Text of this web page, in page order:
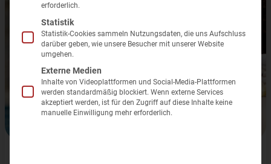
Newsletter
Reisebewertung
Treibstoffkostenzuschlag
erforderlich.
Statistik
Statistik-Cookies sammeln Nutzungsdaten, die uns Aufschluss
darüber geben, wie unsere Besucher mit unserer Website
umgehen.
Externe Medien
Inhalte von Videoplattformen und Social-Media-Plattformen
werden standardmäßig blockiert. Wenn externe Services
akzeptiert werden, ist für den Zugriff auf diese Inhalte keine
manuelle Einwilligung mehr erforderlich.